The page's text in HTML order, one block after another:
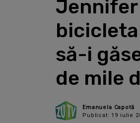
Jennifer
să-i
de mile
Emanuela Capotă
Publicat: 19 iulie